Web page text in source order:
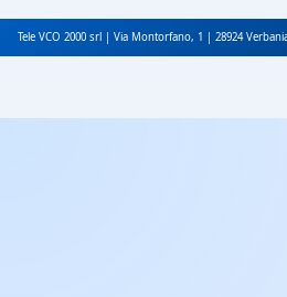
Tele VCO 2000 srl | Via Montorfano, 1 | 28924